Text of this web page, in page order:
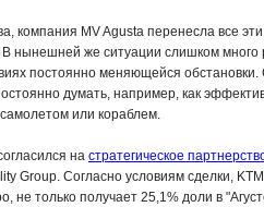
компания MV Agusta перенесла все
нынешней же ситуации слишком много
постоянно меняющейся
думать, например, как
или кораблем.
на стратегическое
Group. Согласно условиям сделки,
не только получает 25,1% доли в